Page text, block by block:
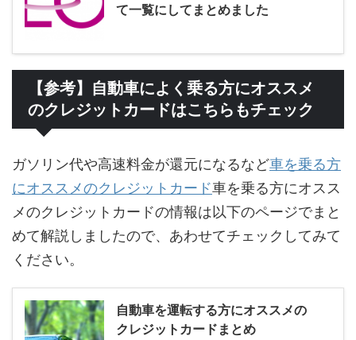
て一覧にしてまとめました
【参考】自動車によく乗る方にオススメ
のクレジットカードはこちらもチェック
ガソリン代や高速料金が還元になるなど車を乗る方
にオススメのクレジットカード車を乗る方にオスス
メのクレジットカードの情報は以下のページでまと
めて解説しましたので、あわせてチェックしてみて
ください。
自動車を運転する方にオススメの
クレジットカードまとめ